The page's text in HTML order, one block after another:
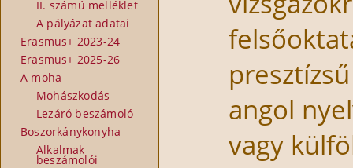
II. számú melléklet
A pályázat adatai
Erasmus+ 2023-24
Erasmus+ 2025-26
A moha
Mohászkodás
Lezáró beszámoló
Boszorkánykonyha
Alkalmak
beszámolói
angol
vagy